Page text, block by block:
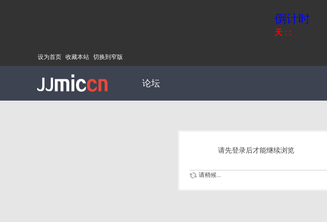
倒计时
天 : :
设为首页 收藏本站 切换到窄版
论坛
请先登录后才能继续浏览
请稍候...